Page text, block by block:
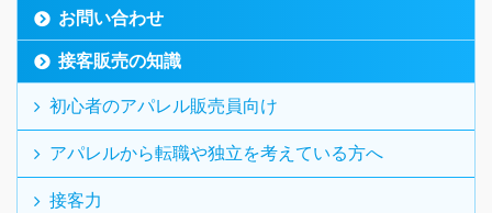
お問い合わせ
接客販売の知識
初心者のアパレル販売員向け
アパレルから転職や独立を考えている方へ
接客力